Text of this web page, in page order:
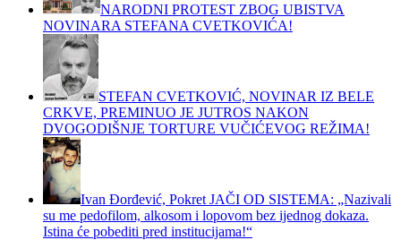
NARODNI PROTEST ZBOG UBISTVA
NOVINARA STEFANA CVETKOVIĆA!
STEFAN CVETKOVIĆ, NOVINAR IZ BELE
CRKVE, PREMINUO JE JUTROS NAKON
DVOGODIŠNJE TORTURE VUČIĆEVOG REŽIMA!
Ivan Đorđević, Pokret JAČI OD SISTEMA: „Nazivali
su me pedofilom, alkosom i lopovom bez ijednog dokaza.
Istina će pobediti pred institucijama!“